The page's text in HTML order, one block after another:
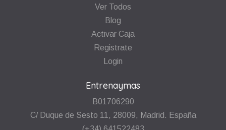
Ver Todos
Blog
Activar Caja
Registrate
Login
Entrenaymas
B01706290
C/ Duque de Sesto 11, 28009, Madrid. España